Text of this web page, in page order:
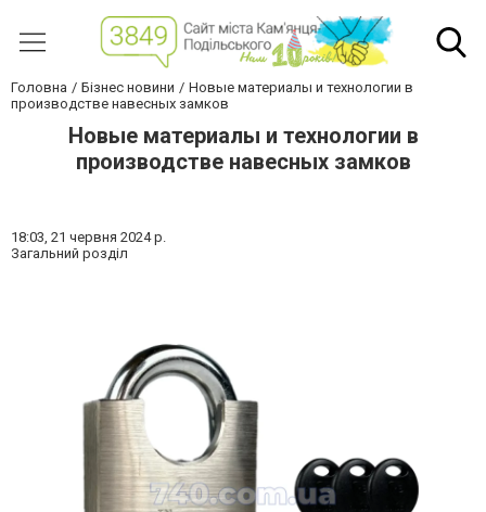
Головна Бізнес новини
Новые материалы и технологии в
производстве навесных замков
Новые материалы и технологии в
производстве навесных замков
18:03, 21 червня 2024 р.
Загальний розділ